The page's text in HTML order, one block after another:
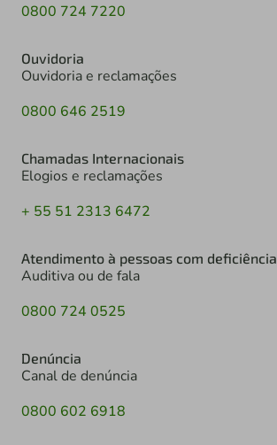
0800 724 7220
Ouvidoria
Ouvidoria e reclamações
0800 646 2519
Chamadas Internacionais
Elogios e reclamações
+ 55 51 2313 6472
Atendimento à pessoas com deficiência
Auditiva ou de fala
0800 724 0525
Denúncia
Canal de denúncia
0800 602 6918